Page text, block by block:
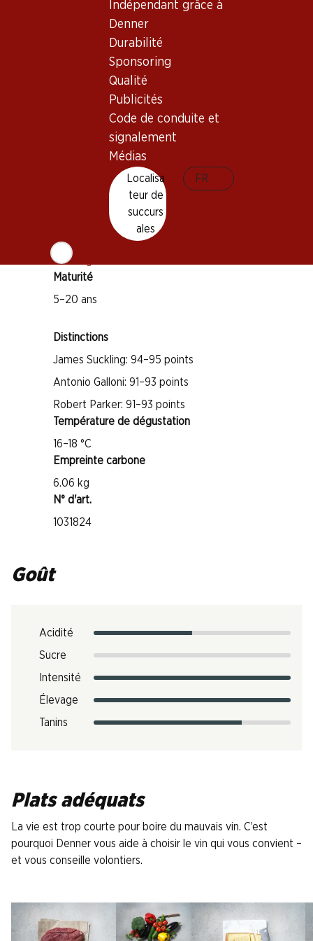
Indépendant grâce à
Denner
Durabilité
Sponsoring
Qualité
Publicités
Code de conduite et
signalement
Médias
Localisa
teur de
succurs
ales
FR
Bon à savoir
Cabernet Sauvignon
Cabernet Franc
Vin rouge
Maturité
5–20 ans
Distinctions
James Suckling: 94–95 points
Antonio Galloni: 91–93 points
Robert Parker: 91–93 points
Température de dégustation
16–18 °C
Empreinte carbone
6.06 kg
N° d'art.
1031824
Goût
Acidité
Sucre
Intensité
Élevage
Tanins
Plats adéquats
La vie est trop courte pour boire du mauvais vin. C’est
pourquoi Denner vous aide à choisir le vin qui vous convient –
et vous conseille volontiers.